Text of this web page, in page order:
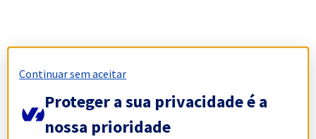
Continuar sem aceitar
Proteger a sua privacidade é a
nossa prioridade